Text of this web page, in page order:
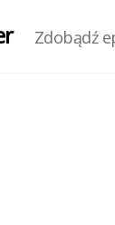
Zdobądź